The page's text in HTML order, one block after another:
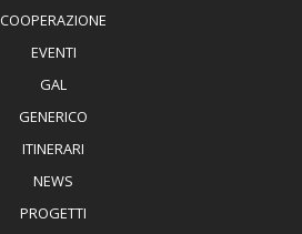
COOPERAZIONE
EVENTI
GAL
GENERICO
ITINERARI
NEWS
PROGETTI